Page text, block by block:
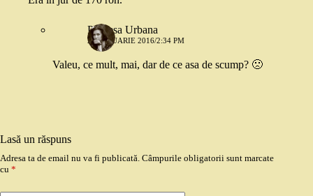
Printesa Urbana
22 IANUARIE 2016/2:34 PM
Valeu, ce mult, mai, dar de ce asa de scump? 🙁
Lasă un răspuns
Adresa ta de email nu va fi publicată. Câmpurile obligatorii sunt marcate
cu *